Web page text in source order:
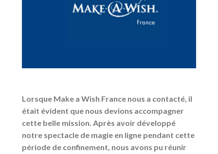
Lorsque Make a Wish France nous a contacté, il
était évident que nous devions accompagner
cette belle mission. Après avoir développé
notre spectacle de magie en ligne pendant cette
période de confinement, nous avons pu réunir